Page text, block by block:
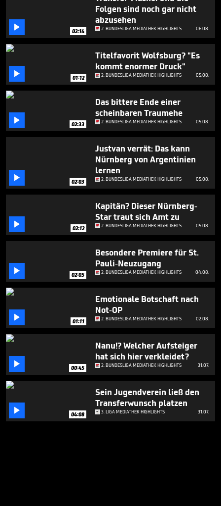
27
seconds
 02:14
Folgen sind noch gar nicht
abzusehen
2. BUNDESLIGA MEDIATHEK HIGHLIGHTS 06.08.
 01:12
Titelfavorit Wolfsburg? "Es
kommt enormer Druck"
2. BUNDESLIGA MEDIATHEK HIGHLIGHTS 05.08.
 02:33
Das bittere Ende einer
scheinbaren Traumehe
2. BUNDESLIGA MEDIATHEK HIGHLIGHTS 05.08.
 02:03
Justvan verrät: Das kann
Nürnberg von Argentinien
lernen
2. BUNDESLIGA MEDIATHEK HIGHLIGHTS 05.08.
 02:12
Kapitän? Dieser Nürnberg-
Star traut sich Amt zu
2. BUNDESLIGA MEDIATHEK HIGHLIGHTS 05.08.
 02:05
Besondere Premiere für St.
Pauli-Neuzugang
2. BUNDESLIGA MEDIATHEK HIGHLIGHTS 04.08.
 01:11
Emotionale Botschaft nach
Not-OP
2. BUNDESLIGA MEDIATHEK HIGHLIGHTS 02.08.
 00:45
Nanu!? Welcher Aufsteiger
hat sich hier verkleidet?
2. BUNDESLIGA MEDIATHEK HIGHLIGHTS 31.07.
 04:08
Sein Jugendverein ließ den
Transferwunsch platzen
3. LIGA MEDIATHEK HIGHLIGHTS 31.07.